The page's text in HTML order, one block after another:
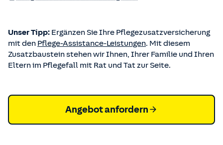
Unser Tipp: Ergänzen Sie Ihre Pflegezusatzversicherung
mit den Pflege-Assistance-Leistungen. Mit diesem
Zusatzbaustein stehen wir Ihnen, Ihrer Familie und Ihren
Eltern im Pflegefall mit Rat und Tat zur Seite.
Angebot anfordern